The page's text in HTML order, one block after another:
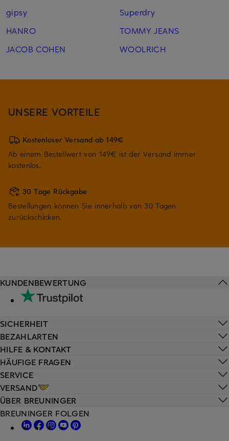
gipsy
HANRO
JACOB COHEN
Superdry
TOMMY JEANS
WOOLRICH
UNSERE VORTEILE
Kostenloser Versand ab 149€
Ab einem Bestellwert von 149€ ist der Versand immer
kostenlos.
30 Tage Rückgabe
Bestellungen können Sie innerhalb von 30 Tagen
zurückschicken.
HILFE & KONTAKT
HÄUFIGE FRAGEN
SERVICE
VERSAND
KUNDENBEWERTUNG
SICHERHEIT
BEZAHLARTEN
ÜBER BREUNINGER
BREUNINGER FOLGEN